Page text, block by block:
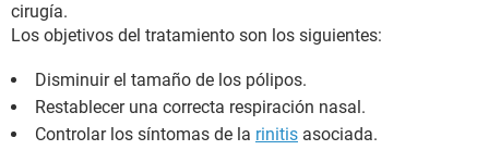
cirugía.
Los objetivos del tratamiento son los siguientes:
Disminuir el tamaño de los pólipos.
Restablecer una correcta respiración nasal.
Controlar los síntomas de la rinitis asociada.